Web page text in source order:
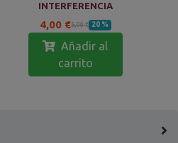
INTERFERENCIA
4,00 €5,00 € 20 %
Añadir al
carrito